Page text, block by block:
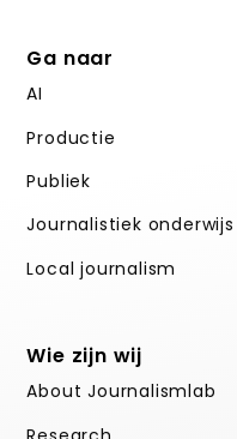
Ga naar
AI
Productie
Publiek
Journalistiek onderwijs
Local journalism
Wie zijn wij
About Journalismlab